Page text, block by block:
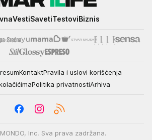
VestiSavetiTestoviBiznis
KontaktPravila i uslovi korišćenja
Politika privatnostiArhiva
Inc. Sva prava zadržana.